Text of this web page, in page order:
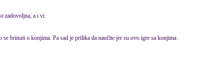
zadovoljna, a i vi.
brinuti o konjima. Pa sad je prilika da naučite jer su ovo igre sa konjima .